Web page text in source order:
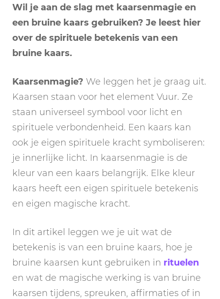
Wil je aan de slag met kaarsenmagie en
een bruine kaars gebruiken? Je leest hier
over de spirituele betekenis van een
bruine kaars.
Kaarsenmagie? We leggen het je graag uit.
Kaarsen staan voor het element Vuur. Ze
staan universeel symbool voor licht en
spirituele verbondenheid. Een kaars kan
ook je eigen spirituele kracht symboliseren:
je innerlijke licht. In kaarsenmagie is de
kleur van een kaars belangrijk. Elke kleur
kaars heeft een eigen spirituele betekenis
en eigen magische kracht.
In dit artikel leggen we je uit wat de
betekenis is van een bruine kaars, hoe je
bruine kaarsen kunt gebruiken in rituelen
en wat de magische werking is van bruine
kaarsen tijdens, spreuken, affirmaties of in